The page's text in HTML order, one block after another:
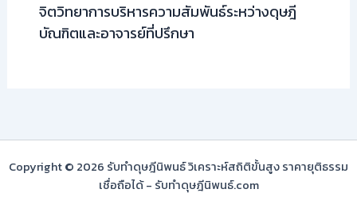
จิตวิทยาการบริหารความสัมพันธ์ระหว่างดุษฎี
บัณฑิตและอาจารย์ที่ปรึกษา
Copyright © 2026 รับทำดุษฎีนิพนธ์ วิเคราะห์สถิติขั้นสูง ราคายุติธรรม
เชื่อถือได้ - รับทำดุษฎีนิพนธ์.com